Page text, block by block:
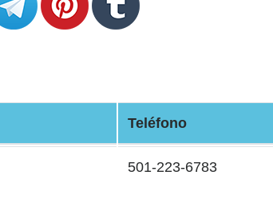
Teléfono
501-223-6783